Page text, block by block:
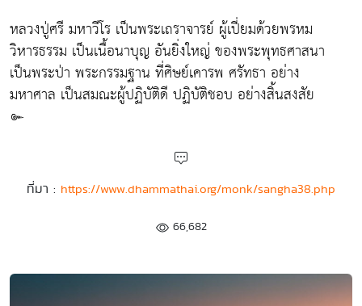
หลวงปู่ศรี มหาวีโร เป็นพระเถราจารย์ ผู้เปี่ยมด้วยพรหม
วิหารธรรม เป็นเนื้อนาบุญ อันยิ่งใหญ่ ของพระพุทธศาสนา
เป็นพระป่า พระกรรมฐาน ที่ศิษย์เคารพ ศรัทธา อย่าง
มหาศาล เป็นสมณะผู้ปฏิบัติดี ปฏิบัติชอบ อย่างสิ้นสงสัย
๛
ที่มา : https://www.dhammathai.org/monk/sangha38.php
66,682